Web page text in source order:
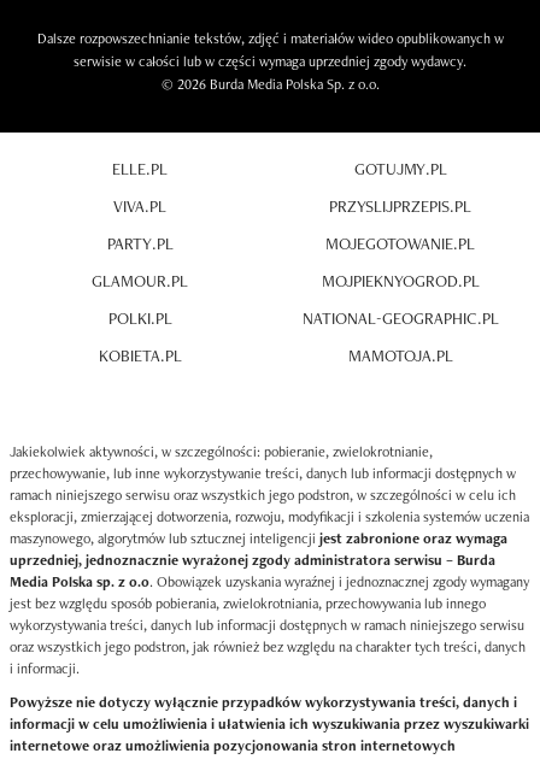
Dalsze rozpowszechnianie tekstów, zdjęć i materiałów wideo opublikowanych w
serwisie w całości lub w części wymaga uprzedniej zgody wydawcy.
© 2026 Burda Media Polska Sp. z o.o.
ELLE.PL
VIVA.PL
PARTY.PL
GLAMOUR.PL
POLKI.PL
KOBIETA.PL
GOTUJMY.PL
PRZYSLIJPRZEPIS.PL
MOJEGOTOWANIE.PL
MOJPIEKNYOGROD.PL
NATIONAL-GEOGRAPHIC.PL
MAMOTOJA.PL
Jakiekolwiek aktywności, w szczególności: pobieranie, zwielokrotnianie,
przechowywanie, lub inne wykorzystywanie treści, danych lub informacji dostępnych w
ramach niniejszego serwisu oraz wszystkich jego podstron, w szczególności w celu ich
eksploracji, zmierzającej dotworzenia, rozwoju, modyfikacji i szkolenia systemów uczenia
maszynowego, algorytmów lub sztucznej inteligencji jest zabronione oraz wymaga
uprzedniej, jednoznacznie wyrażonej zgody administratora serwisu – Burda
Media Polska sp. z o.o. Obowiązek uzyskania wyraźnej i jednoznacznej zgody wymagany
jest bez względu sposób pobierania, zwielokrotniania, przechowywania lub innego
wykorzystywania treści, danych lub informacji dostępnych w ramach niniejszego serwisu
oraz wszystkich jego podstron, jak również bez względu na charakter tych treści, danych
i informacji.
Powyższe nie dotyczy wyłącznie przypadków wykorzystywania treści, danych i
informacji w celu umożliwienia i ułatwienia ich wyszukiwania przez wyszukiwarki
internetowe oraz umożliwienia pozycjonowania stron internetowych